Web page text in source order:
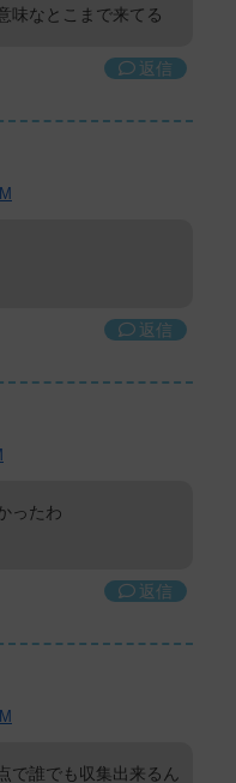
味なとこまで来てる
返信
返信
ったわ
返信
で誰でも収集出来るん